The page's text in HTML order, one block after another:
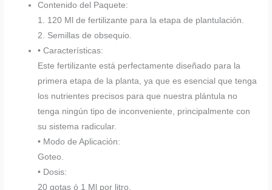
Contenido del Paquete:
1. 120 Ml de fertilizante para la etapa de plantulación.
2. Semillas de obsequio.
• Características:
Este fertilizante está perfectamente diseñado para la
primera etapa de la planta, ya que es esencial que tenga
los nutrientes precisos para que nuestra plántula no
tenga ningún tipo de inconveniente, principalmente con
su sistema radicular.
• Modo de Aplicación:
Goteo.
• Dosis:
20 gotas ó 1 Ml por litro.